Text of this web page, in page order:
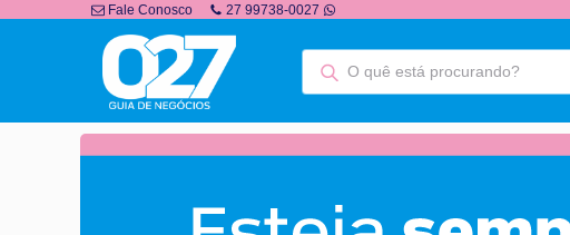
Fale Conosco 27 99738-0027